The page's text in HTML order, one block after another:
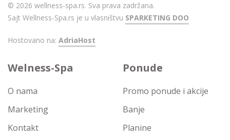
© 2026 wellness-spa.rs. Sva prava zadržana.
Sajt Wellness-Spa.rs je u vlasništvu SPARKETING DOO
Hostovano na: AdriaHost
Welness-Spa
O nama
Marketing
Kontakt
Ponude
Promo ponude i akcije
Banje
Planine